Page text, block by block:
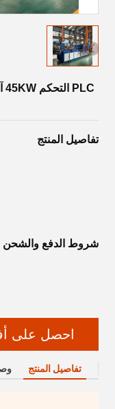
تفاصيل المنتج
شروط الدفع والشحن
احصل على
تفاصيل المنتج